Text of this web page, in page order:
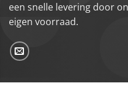
een snelle levering door
eigen voorraad.